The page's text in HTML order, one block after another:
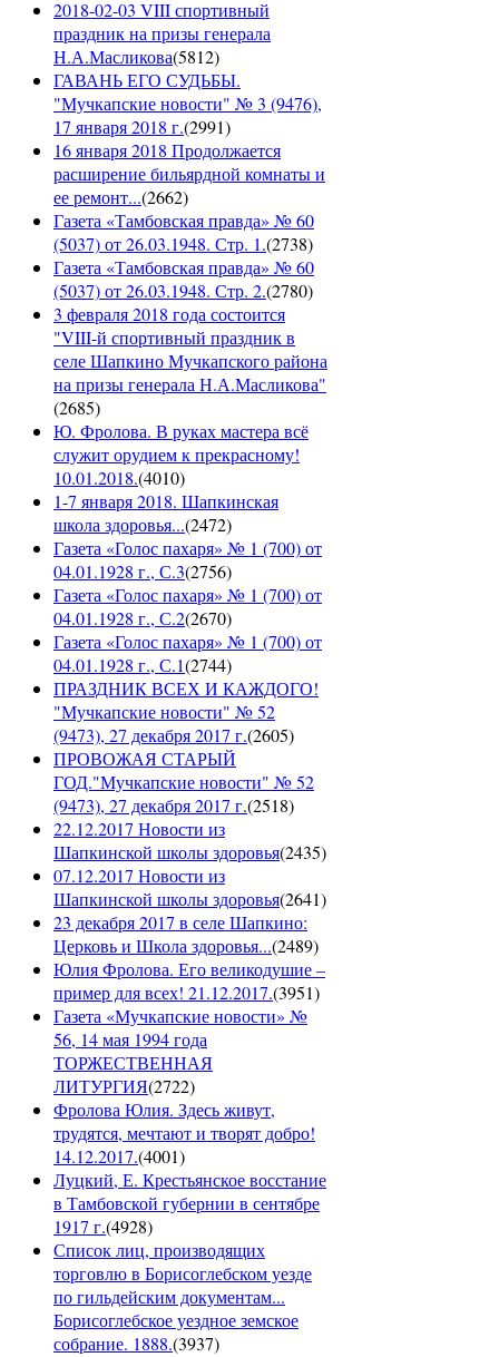
2018-02-03 VIII спортивный
праздник на призы генерала
Н.А.Масликова(5812)
ГАВАНЬ ЕГО СУДЬБЫ.
"Мучкапские новости" № 3 (9476),
17 января 2018 г.(2991)
16 января 2018 Продолжается
расширение бильярдной комнаты и
ее ремонт...(2662)
Газета «Тамбовская правда» № 60
(5037) от 26.03.1948. Стр. 1.(2738)
Газета «Тамбовская правда» № 60
(5037) от 26.03.1948. Стр. 2.(2780)
3 февраля 2018 года состоится
"VIII-й спортивный праздник в
селе Шапкино Мучкапского района
на призы генерала Н.А.Масликова"
(2685)
Ю. Фролова. В руках мастера всё
служит орудием к прекрасному!
10.01.2018.(4010)
1-7 января 2018. Шапкинская
школа здоровья...(2472)
Газета «Голос пахаря» № 1 (700) от
04.01.1928 г., С.3(2756)
Газета «Голос пахаря» № 1 (700) от
04.01.1928 г., С.2(2670)
Газета «Голос пахаря» № 1 (700) от
04.01.1928 г., С.1(2744)
ПРАЗДНИК ВСЕХ И КАЖДОГО!
"Мучкапские новости" № 52
(9473), 27 декабря 2017 г.(2605)
ПРОВОЖАЯ СТАРЫЙ
ГОД."Мучкапские новости" № 52
(9473), 27 декабря 2017 г.(2518)
22.12.2017 Новости из
Шапкинской школы здоровья(2435)
07.12.2017 Новости из
Шапкинской школы здоровья(2641)
23 декабря 2017 в селе Шапкино:
Церковь и Школа здоровья...(2489)
Юлия Фролова. Его великодушие –
пример для всех! 21.12.2017.(3951)
Газета «Мучкапские новости» №
56, 14 мая 1994 года
ТОРЖЕСТВЕННАЯ
ЛИТУРГИЯ(2722)
Фролова Юлия. Здесь живут,
трудятся, мечтают и творят добро!
14.12.2017.(4001)
Луцкий, Е. Крестьянское восстание
в Тамбовской губернии в сентябре
1917 г.(4928)
Список лиц, производящих
торговлю в Борисоглебском уезде
по гильдейским документам...
Борисоглебское уездное земское
собрание. 1888.(3937)